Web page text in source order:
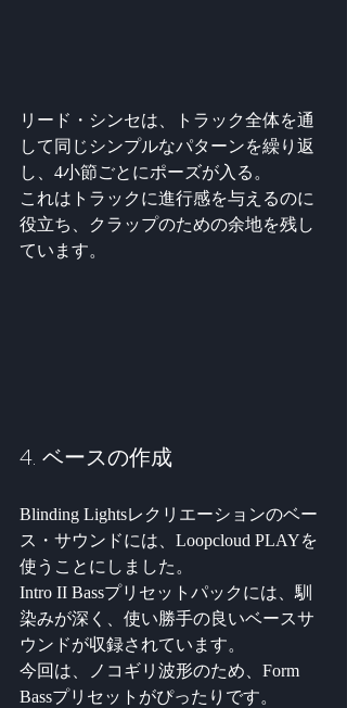
リード・シンセは、トラック全体を通
して同じシンプルなパターンを繰り返
し、4小節ごとにポーズが入る。
これはトラックに進行感を与えるのに
役立ち、クラップのための余地を残し
ています。
4. ベースの作成
Blinding Lightsレクリエーションのベー
ス・サウンドには、Loopcloud PLAYを
使うことにしました。
Intro II Bassプリセットパックには、馴
染みが深く、使い勝手の良いベースサ
ウンドが収録されています。
今回は、ノコギリ波形のため、Form
Bassプリセットがぴったりです。